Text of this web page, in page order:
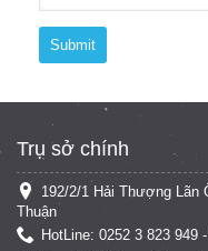
Submit
Trụ sở chính
192/2/1 Hải Thượng Lãn
Thuận
HotLine: 0252 3 823 949